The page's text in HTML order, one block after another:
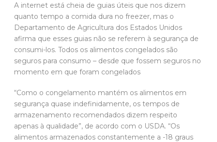
A internet está cheia de guias úteis que nos dizem
quanto tempo a comida dura no freezer, mas o
Departamento de Agricultura dos Estados Unidos
afirma que esses guias não se referem à segurança de
consumi-los. Todos os alimentos congelados são
seguros para consumo – desde que fossem seguros no
momento em que foram congelados
“Como o congelamento mantém os alimentos em
segurança quase indefinidamente, os tempos de
armazenamento recomendados dizem respeito
apenas à qualidade”, de acordo com o USDA. “Os
alimentos armazenados constantemente a -18 graus